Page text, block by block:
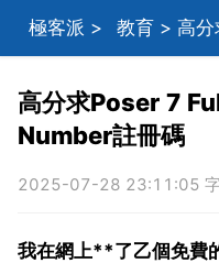
極客派 > 教育 > 高
Number註冊碼
高分求Poser 7
Number註冊碼
2025-07-28 23:11:05
我在網上**了乙個免費